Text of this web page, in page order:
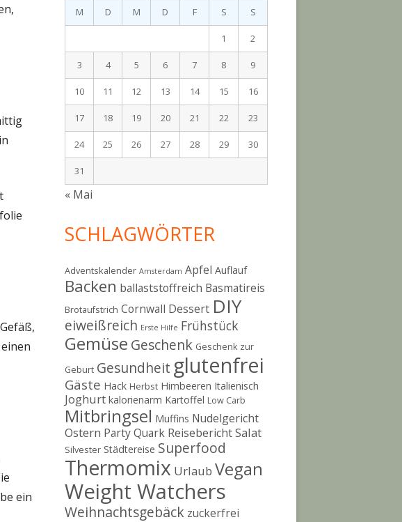
ein
M
D M D F S S
1 2
3 4 5 6 7 8 9
10 11 12 13 14 15 16
17 18 19 20 21 22 23
24 25 26 27 28 29 30
31
« Mai
SCHLAGWÖRTER
Adventskalender Amsterdam Apfel Auflauf
Backen ballaststoffreich Basmatireis
Brotaufstrich Cornwall Dessert DIY
eiweißreich Erste Hilfe Frühstück
Gemüse Geschenk Geschenk zur
Geburt Gesundheit glutenfrei
Gäste Hack Herbst Himbeeren Italienisch
Joghurt kalorienarm Kartoffel Low Carb
Mitbringsel Muffins Nudelgericht
Ostern PartyQuark ReiseberichtSalat
Silvester Städtereise Superfood
Thermomix Urlaub Vegan
Weight Watchers
Weihnachtsgebäck zuckerfrei